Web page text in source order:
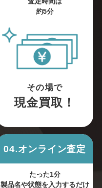
約5分
その場で
現金買取！
04.オンライン査定
たった1分
製品名や状態を入力するだけ